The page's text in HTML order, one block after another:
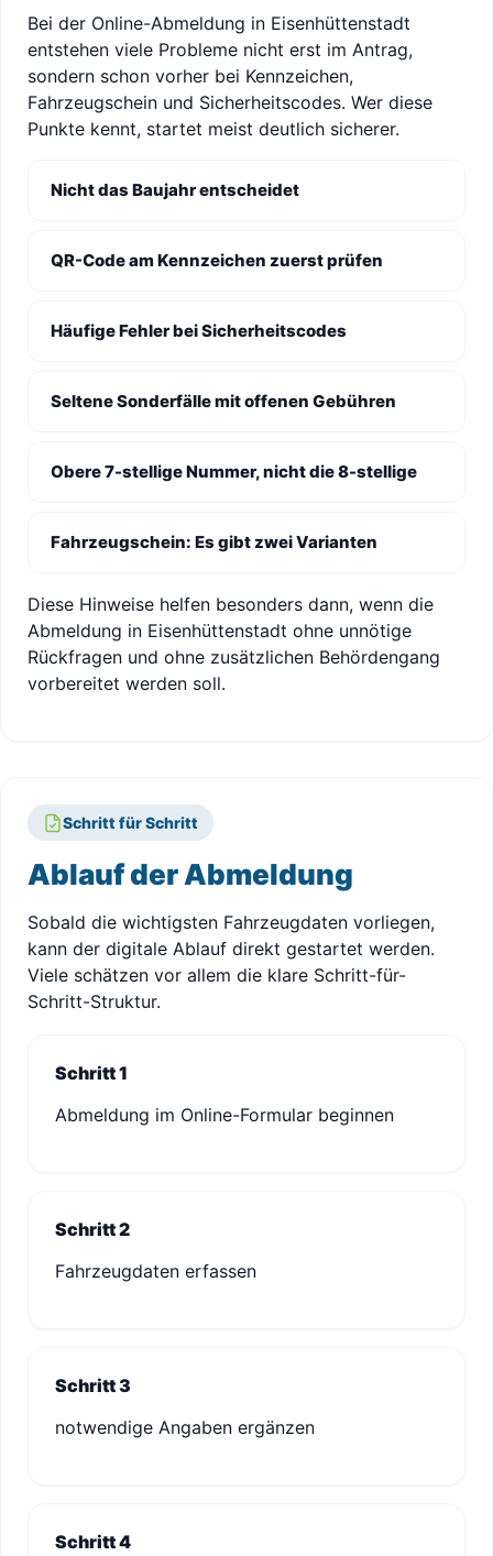
Bei der Online-Abmeldung in Eisenhüttenstadt
entstehen viele Probleme nicht erst im Antrag,
sondern schon vorher bei Kennzeichen,
Fahrzeugschein und Sicherheitscodes. Wer diese
Punkte kennt, startet meist deutlich sicherer.
Nicht das Baujahr entscheidet
QR-Code am Kennzeichen zuerst prüfen
Häufige Fehler bei Sicherheitscodes
Seltene Sonderfälle mit offenen Gebühren
Obere 7-stellige Nummer, nicht die 8-stellige
Fahrzeugschein: Es gibt zwei Varianten
Diese Hinweise helfen besonders dann, wenn die
Abmeldung in Eisenhüttenstadt ohne unnötige
Rückfragen und ohne zusätzlichen Behördengang
vorbereitet werden soll.
Schritt für Schritt
Ablauf der Abmeldung
Sobald die wichtigsten Fahrzeugdaten vorliegen,
kann der digitale Ablauf direkt gestartet werden.
Viele schätzen vor allem die klare Schritt-für-
Schritt-Struktur.
Schritt 1
Abmeldung im Online-Formular beginnen
Schritt 2
Fahrzeugdaten erfassen
Schritt 3
notwendige Angaben ergänzen
Schritt 4